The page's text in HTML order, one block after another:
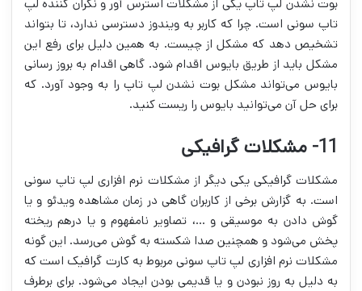
بوت نشدن لپ تاپ یکی از مشکلات استرس آور و نگران کننده لپ
تاپ سونی است. چرا که کاربر به ویندوز دسترسی ندارد، تا بتواند
تشخیص دهد که مشکل از چیست. به همین دلیل برای رفع این
مشکل باید از طریق بایوس اقدام شود. گاهی اقدام به بروز رسانی
بایوس می‌تواند مشکل بوت نشدن لپ تاپ را به وجود آورد. که
برای حل آن می‌توانید بایوس را ریست کنید.
11- مشکلات گرافیکی
مشکلات گرافیکی یکی دیگر از مشکلات نرم افزاری لپ تاپ سونی
است. به گزارش برخی از کاربران گاهی در زمان مشاهده ویدئو و یا
گوش دادن به موسیقی و …، تصاویر نامفهوم و یا درهم ریخته
پخش می‌شود و همچنین صدا شکسته به گوش می‌رسد. این گونه
مشکلات نرم افزاری لپ تاپ سونی مربوط به کارت گرافیک است که
به دلیل به روز نبودن و یا قدیمی بودن ایجاد می‌شود. برای برطرف